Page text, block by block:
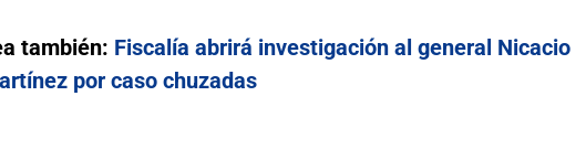
también: Fiscalía abrirá investigación al general Nicacio
por caso chuzadas